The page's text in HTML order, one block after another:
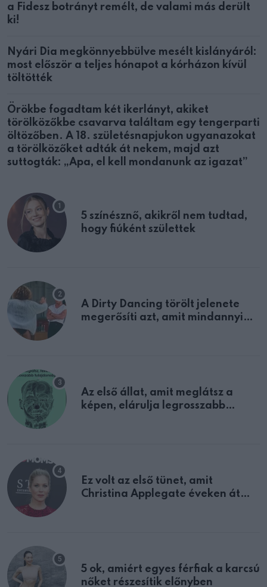
a Fidesz botrányt remélt, de valami más derült
ki!
Nyári Dia megkönnyebbülve mesélt kislányáról:
most először a teljes hónapot a kórházon kívül
töltötték
Örökbe fogadtam két ikerlányt, akiket
törölközőkbe csavarva találtam egy tengerparti
öltözőben. A 18. születésnapjukon ugyanazokat
a törölközőket adták át nekem, majd azt
suttogták: „Apa, el kell mondanunk az igazat”
5 színésznő, akikről nem tudtad,
hogy fiúként születtek
A Dirty Dancing törölt jelenete
megerősíti azt, amit mindannyian
Az első állat, amit meglátsz a
képen, elárulja legrosszabb
Ez volt az első tünet, amit
Christina Applegate éveken át
5 ok, amiért egyes férfiak a karcsú
nőket részesítik előnyben